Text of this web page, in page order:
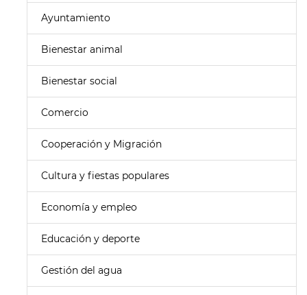
Ayuntamiento
Bienestar animal
Bienestar social
Comercio
Cooperación y Migración
Cultura y fiestas populares
Economía y empleo
Educación y deporte
Gestión del agua